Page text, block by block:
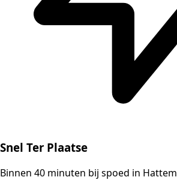
Snel Ter Plaatse
Binnen 40 minuten bij spoed in Hattem